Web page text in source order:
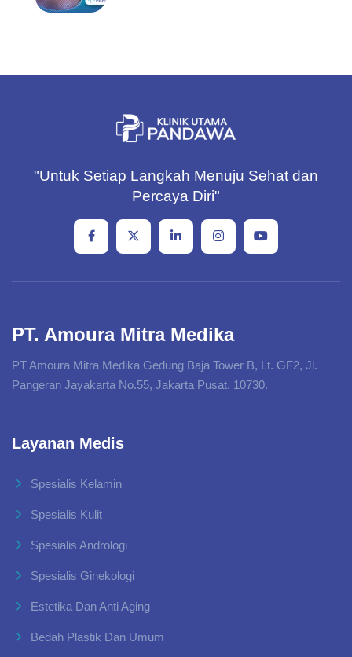
"Untuk Setiap Langkah Menuju Sehat dan
Percaya Diri"
PT. Amoura Mitra Medika
PT Amoura Mitra Medika Gedung Baja Tower B, Lt. GF2, Jl.
Pangeran Jayakarta No.55, Jakarta Pusat. 10730.
Layanan Medis
Spesialis Kelamin
Spesialis Kulit
Spesialis Andrologi
Spesialis Ginekologi
Estetika Dan Anti Aging
Bedah Plastik Dan Umum